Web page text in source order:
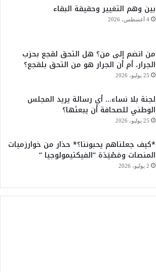
T
b
e
بين وهم التغيير وحقيقة البقاء
4 أغسطس، 2026
من انضم إلى من؟ هل التحق لقجع بحزب
الجرار، أم أن الجرار هو من التحق بلقجع؟
25 يوليو، 2026
لجنة بلا نساء… أي رسالة يريد المجلس
الوطني للصحافة أن يبعثها؟
25 يوليو، 2026
*كيف جعلناهم يحبوننا؟* حذار من خوارزميات
المنصات ومَصْيَدَة “الفيكتيمولوجيا “
2 يوليو، 2026